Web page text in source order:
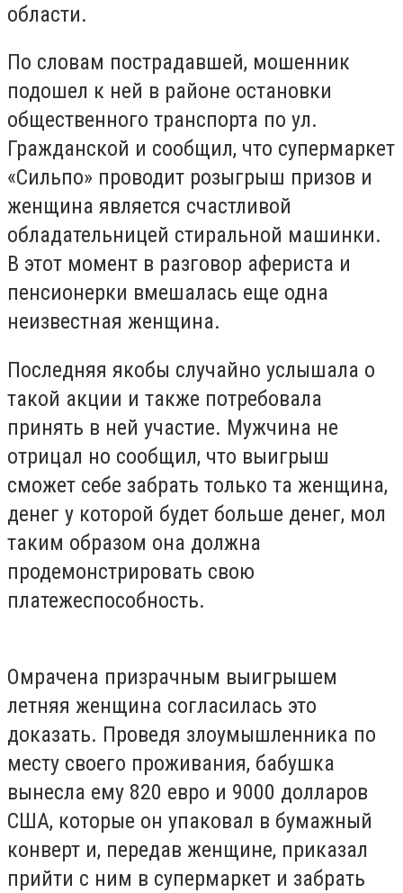
области.
По словам пострадавшей, мошенник
подошел к ней в районе остановки
общественного транспорта по ул.
Гражданской и сообщил, что супермаркет
«Сильпо» проводит розыгрыш призов и
женщина является счастливой
обладательницей стиральной машинки.
В этот момент в разговор афериста и
пенсионерки вмешалась еще одна
неизвестная женщина.
Последняя якобы случайно услышала о
такой акции и также потребовала
принять в ней участие. Мужчина не
отрицал но сообщил, что выигрыш
сможет себе забрать только та женщина,
денег у которой будет больше денег, мол
таким образом она должна
продемонстрировать свою
платежеспособность.
Омрачена призрачным выигрышем
летняя женщина согласилась это
доказать. Проведя злоумышленника по
месту своего проживания, бабушка
вынесла ему 820 евро и 9000 долларов
США, которые он упаковал в бумажный
конверт и, передав женщине, приказал
прийти с ним в супермаркет и забрать